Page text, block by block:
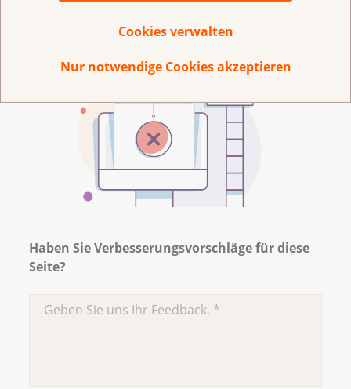
Cookies verwalten
Nur notwendige Cookies akzeptieren
Haben Sie Verbesserungsvorschläge für diese
Seite?